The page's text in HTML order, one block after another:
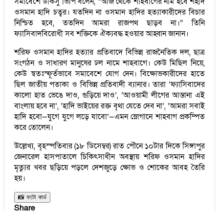
ওসমান হাদি চত্বর। যতদিন না ওসমান হাদির হত্যাকারীদের বিচার
নিশ্চিত হবে, ততদিন আমরা রাজপথ ছাড়ব না।” তিনি
ফ্যাসিবাদবিরোধী সব শক্তিকে ঐক্যবদ্ধ হওয়ার আহ্বান জানান।
শরিফ ওসমান হাদির হত্যার প্রতিবাদে বিভিন্ন রাজনৈতিক দল, ছাত্র
সংগঠন ও সাধারণ মানুষের ঢল নামে শাহবাগে। কেউ মিছিল নিয়ে,
কেউ স্বতঃস্ফূর্তভাবে সমাবেশে যোগ দেন। বিক্ষোভকারীদের হাতে
ছিল জাতীয় পতাকা ও বিভিন্ন প্রতিবাদী ব্যানার। তারা ‘ফ্যাসিবাদের
কালো হাত ভেঙে দাও, গুড়িয়ে দাও’, ‘আওয়ামী লীগের আস্তানা এই
বাংলায় হবে না’, ‘হাদি ভাইয়ের রক্ত বৃথা যেতে দেব না’, ‘আমরা সবাই
হাদি হবো—যুগে যুগে লড়ে যাবো’—এমন স্লোগানে শাহবাগ প্রকম্পিত
করে তোলেন।
উল্লেখ্য, বৃহস্পতিবার (১৮ ডিসেম্বর) রাত পৌনে ১০টার দিকে সিঙ্গাপুর
জেনারেল হাসপাতালে চিকিৎসাধীন অবস্থায় শরিফ ওসমান হাদির
মৃত্যুর খবর ছড়িয়ে পড়লে দেশজুড়ে ক্ষোভ ও শোকের আবহ তৈরি
হয়।
📸 ফটো কার্ড
Share